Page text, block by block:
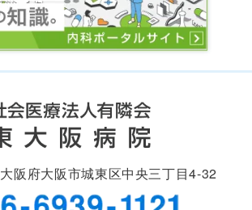
大阪府大阪市城東区中央三丁目4-32